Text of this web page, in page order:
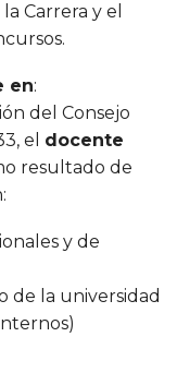
Carrera y el
en:
del Consejo
el docente
resultado de
y de
de la universidad